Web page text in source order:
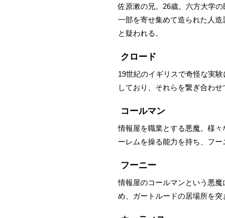
佐原漱の兄。26歳。六方大学
一部を寄せ集めて造られた人
と疑われる。
クロード
19世紀のイギリスで奇怪な実
しており、それらを繋ぎ合わ
コールマン
情報屋を職業とする悪魔。様
ーレムを操る能力を持ち、フー
フーニー
情報屋のコールマンという悪
め、ガートルードの居場所を突